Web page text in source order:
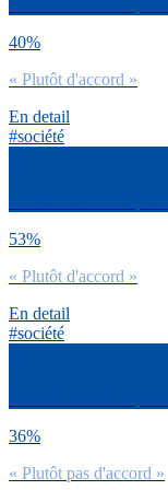
40%
« Plutôt d'accord »
En detail
#société
53%
« Plutôt d'accord »
En detail
#société
36%
« Plutôt pas d'accord »